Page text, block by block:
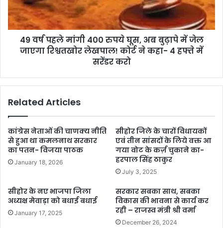
49 वर्ष पहले मांगी 400 रुपये घूस, अब बुढ़ापे में जेल
जाएगा रिश्वतखोर लेखपाल! कोर्ट ने कहा- 4 हफ्ते में
सरेंडर करो
Related Articles
कांग्रेस नेताओं की चाणक्य नीति
से हुआ था कमलनाथ सरकार
का पतन- विजया पाठक
January 18, 2026
सीहोर जिले के चारों विधायकों
एवं तीन सांसदों के लिये वक्त आ
गया वोट के कर्ज़ चुकाने का-
हरपाल सिंह ठाकुर
July 3, 2025
सीहोर के नए भाजपा जिला
अध्यक्ष मेवाड़ा को बधाई बधाई
January 17, 2025
सरकार सबका साथ, सबका
विकास की भावना से कार्य कर
रही – राजस्व मंत्री श्री वर्मा
December 26, 2024